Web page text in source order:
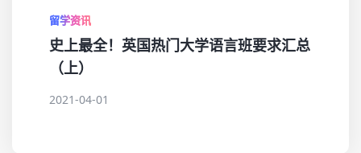
留学资讯
史上最全！英国热门大学语言班要求汇总
（上）
2021-04-01